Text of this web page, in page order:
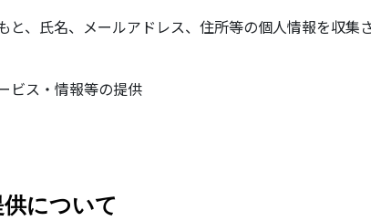
と、氏名、メールアドレス、住所等の個人情報を収
ビス・情報等の提供
について